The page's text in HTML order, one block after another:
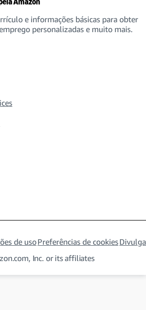
e informações básicas para obter
personalizadas e muito mais.
de usoPreferências de cookies
Inc. or its affiliates